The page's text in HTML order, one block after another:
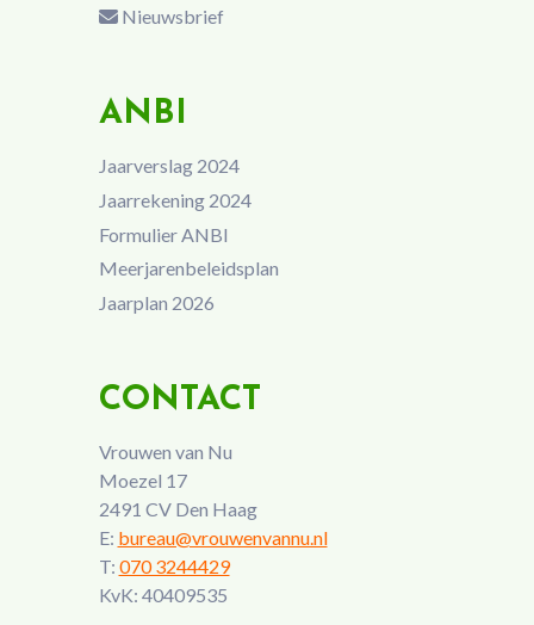
Nieuwsbrief
ANBI
Jaarverslag 2024
Jaarrekening 2024
Formulier ANBI
Meerjarenbeleidsplan
Jaarplan 2026
CONTACT
Vrouwen van Nu
Moezel 17
2491 CV Den Haag
E: bureau@vrouwenvannu.nl
T: 070 3244429
KvK: 40409535